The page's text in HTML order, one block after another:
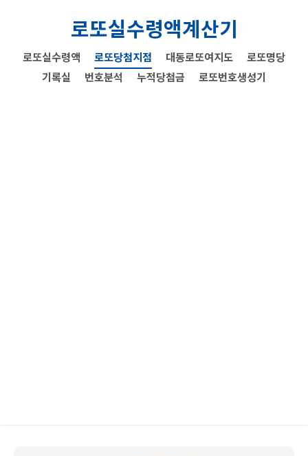
로또실수령액계산기
로또실수령액 로또당첨지점 대동로또여지도
로또명당
기록실
번호분석 누적당첨금 로또번호생성기